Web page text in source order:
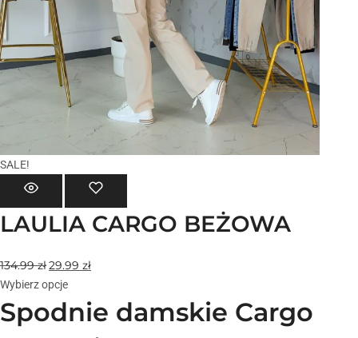
SALE!
LAULIA CARGO BEŻOWA
134.99zł29.99 zł
Wybierz opcje
Spodnie damskie Cargo